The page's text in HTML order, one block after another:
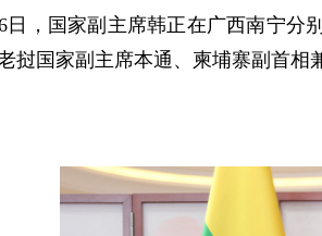
日，国家副主席韩正在广西南宁
挝国家副主席本通、柬埔寨副首